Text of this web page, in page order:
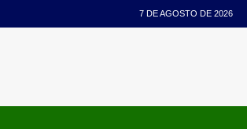
7 DE AGOSTO DE 2026